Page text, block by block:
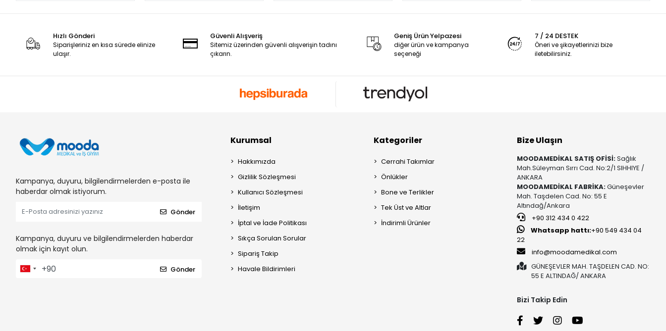
Hızlı Gönderi
Siparişleriniz en kısa sürede elinize
ulaşır.
Güvenli Alışveriş
Sitemiz üzerinden güvenli alışverişin tadını
çıkarın.
Geniş Ürün Yelpazesi
diğer ürün ve kampanya
seçeneği
7 / 24 DESTEK
Öneri ve şikayetlerinizi bize
iletebilirsiniz.
Kampanya, duyuru, bilgilendirmelerden e-posta ile
haberdar olmak istiyorum.
Gönder
Kampanya, duyuru ve bilgilendirmelerden haberdar
olmak için kayıt olun.
Gönder
Kurumsal
Hakkımızda
Gizlilik Sözleşmesi
Kullanıcı Sözleşmesi
İletişim
İptal ve İade Politikası
Sıkça Sorulan Sorular
Sipariş Takip
Havale Bildirimleri
Kategoriler
Cerrahi Takımlar
Önlükler
Bone ve Terlikler
Tek Üst ve Altlar
İndirimli Ürünler
Bize Ulaşın
MOODAMEDİKAL SATIŞ OFİSİ:Sağlık
Mah.Süleyman Sırrı Cad. No:2/1 SIHHIYE /
ANKARA
MOODAMEDİKAL FABRİKA:Güneşevler
Mah. Taşdelen Cad. No: 55 E
Altındağ/Ankara
+90 312 434 0 422
Whatsapp hattı:+90 549 434 04
22
info@moodamedikal.com
GÜNEŞEVLER MAH. TAŞDELEN CAD. NO:
55 E ALTINDAĞ/ ANKARA
Bizi Takip Edin